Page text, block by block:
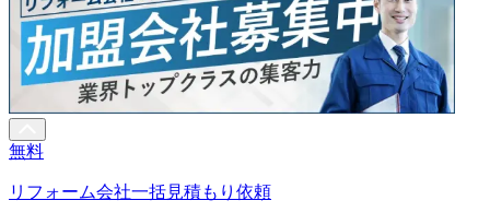
無料
リフォーム会社一括見積もり依頼